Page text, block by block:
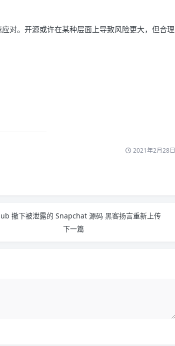
对。开源或许在某种层面上导致风险更大，但合理
2021年2月28日
撤下被泄露的 Snapchat 源码 黑客扬言重新上传
下一篇